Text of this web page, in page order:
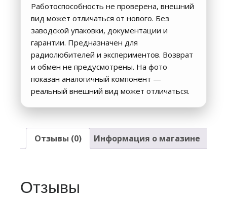
Работоспособность не проверена, внешний
вид может отличаться от нового. Без
заводской упаковки, документации и
гарантии. Предназначен для
радиолюбителей и экспериментов. Возврат
и обмен не предусмотрены. На фото
показан аналогичный компонент —
реальный внешний вид может отличаться.
Отзывы (0) Информация о магазине
Отзывы